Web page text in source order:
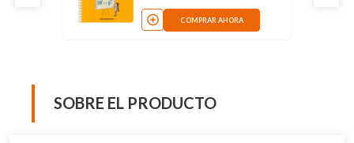
COMPRAR AHORA
SOBRE EL PRODUCTO